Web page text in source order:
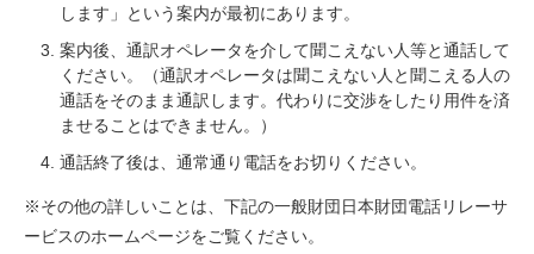
します」という案内が最初にあります。
案内後、通訳オペレータを介して聞こえない人等と通話して
ください。（通訳オペレータは聞こえない人と聞こえる人の
通話をそのまま通訳します。代わりに交渉をしたり用件を済
ませることはできません。）
通話終了後は、通常通り電話をお切りください。
※その他の詳しいことは、下記の一般財団日本財団電話リレーサ
ービスのホームページをご覧ください。